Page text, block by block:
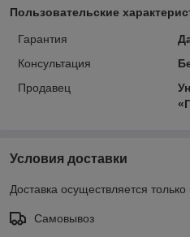
Пользовательские
Гарантия
Консультация
Продавец
Условия доставки
Доставка осуществляется
Самовывоз